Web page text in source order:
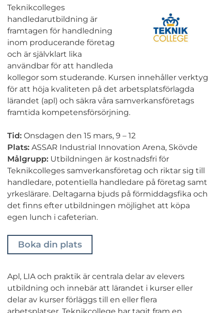
Teknikcolleges
handledarutbildning är
framtagen för handledning
inom producerande företag
och är självklart lika
användbar för att handleda
kollegor som studerande. Kursen innehåller verktyg
för att höja kvaliteten på det arbetsplatsförlagda
lärandet (apl) och säkra våra samverkansföretags
framtida kompetensförsörjning.
Tid: Onsdagen den 15 mars, 9 – 12
Plats: ASSAR Industrial Innovation Arena, Skövde
Målgrupp: Utbildningen är kostnadsfri för
Teknikcolleges samverkansföretag och riktar sig till
handledare, potentiella handledare på företag samt
yrkeslärare. Deltagarna bjuds på förmiddagsfika och
det finns efter utbildningen möjlighet att köpa
egen lunch i cafeterian.
Boka din plats
Apl, LIA och praktik är centrala delar av elevers
utbildning och innebär att lärandet i kurser eller
delar av kurser förläggs till en eller flera